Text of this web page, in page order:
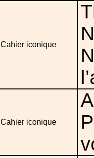
Cahier iconique
Cahier iconique